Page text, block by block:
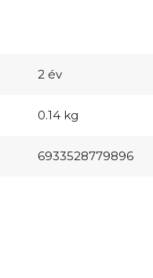
2 év
0.14 kg
6933528779896